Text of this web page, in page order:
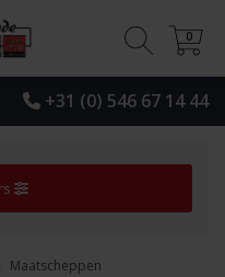
+31 (0) 546 67 14 44
0
0
Maatscheppen